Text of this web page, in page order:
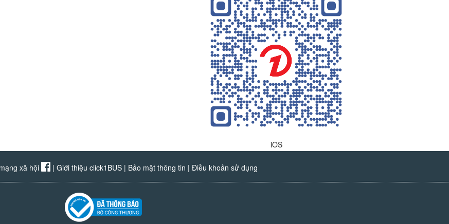
iOS
xã hội | Giới thiệu click1BUS| Bảo mật thông tin | Điều khoản sử dụng